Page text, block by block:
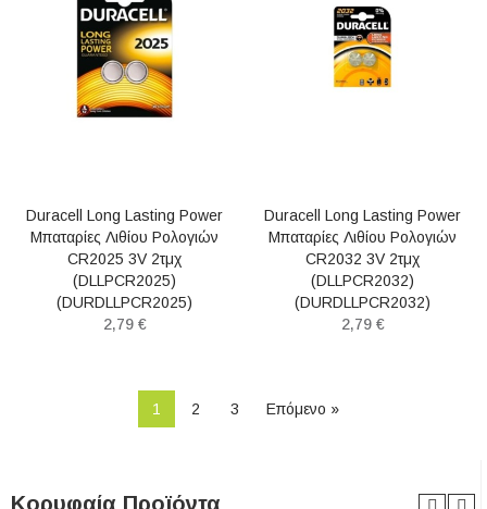
Duracell Long Lasting Power
Μπαταρίες Λιθίου Ρολογιών
CR2025 3V 2τμχ
(DLLPCR2025)
(DURDLLPCR2025)
2,79 €
Duracell Long Lasting Power
Μπαταρίες Λιθίου Ρολογιών
CR2032 3V 2τμχ
(DLLPCR2032)
(DURDLLPCR2032)
2,79 €
1 2 3 Επόμενο »
Κορυφαία Προϊόντα